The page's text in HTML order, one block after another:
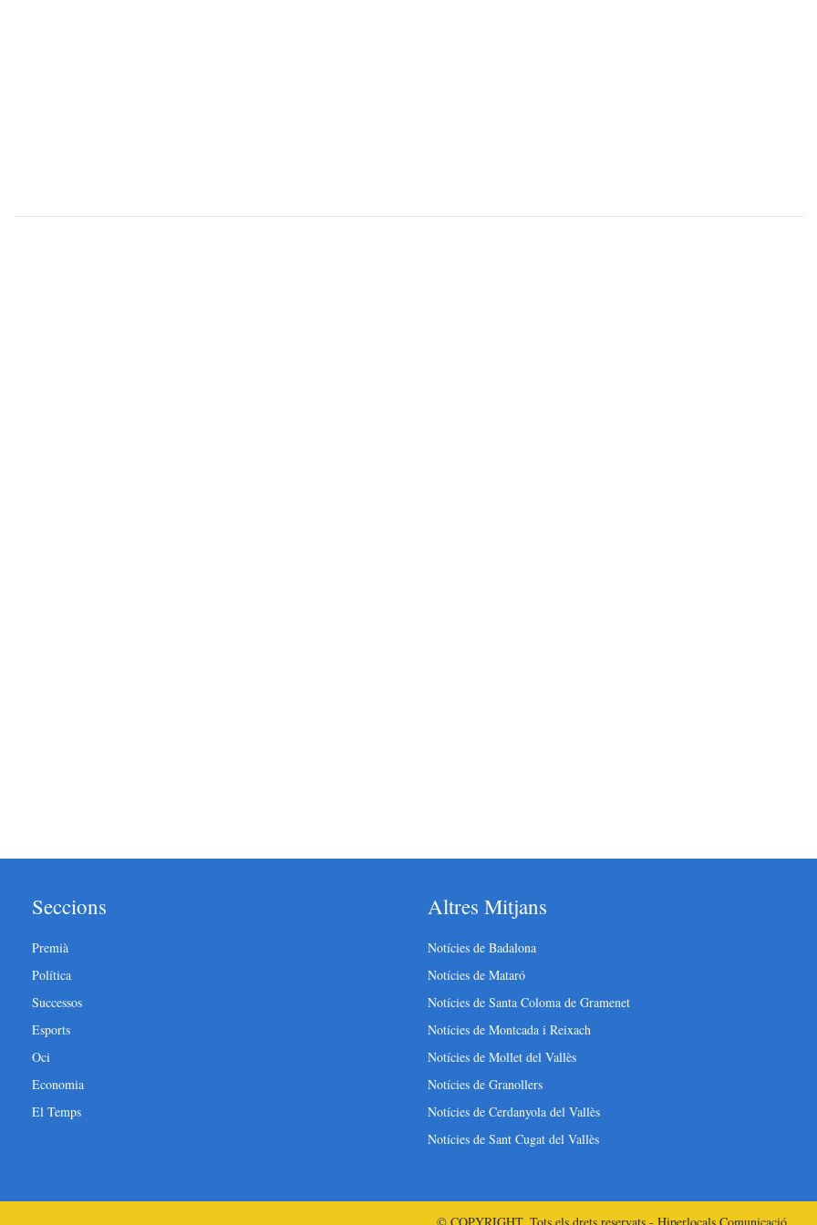
Seccions
Premià
Política
Successos
Esports
Oci
Economia
El Temps
Altres Mitjans
Notícies de Badalona
Notícies de Mataró
Notícies de Santa Coloma de Gramenet
Notícies de Montcada i Reixach
Notícies de Mollet del Vallès
Notícies de Granollers
Notícies de Cerdanyola del Vallès
Notícies de Sant Cugat del Vallès